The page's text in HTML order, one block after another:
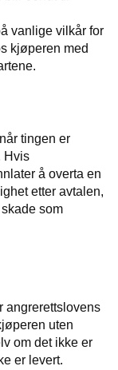
vanlige vilkår for
kjøperen med
tingen er
Hvis
å overta en
etter avtalen,
som
angrerettslovens
uten
om det ikke er
er levert.